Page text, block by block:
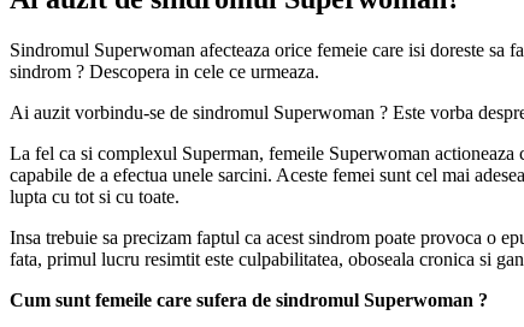
Sindromul Superwoman afecteaza orice femeie care isi doreste sa
sindrom ? Descopera in cele ce urmeaza.
Ai auzit vorbindu-se de sindromul Superwoman ? Este vorba
La fel ca si complexul Superman, femeile Superwoman
capabile de a efectua unele sarcini. Aceste femei sunt cel mai
lupta cu tot si cu toate.
Insa trebuie sa precizam faptul ca acest sindrom poate provoca o
fata, primul lucru resimtit este culpabilitatea, oboseala cronica si
Cum sunt femeile care sufera de sindromul Superwoman ?